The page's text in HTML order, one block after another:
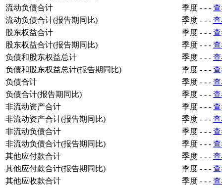
流动负债合计
季度 - - -
流动负债合计(报告期同比)
季度 - - -
股东权益合计
季度 - - -
股东权益合计(报告期同比)
季度 - - -
负债和股东权益总计
季度 - - -
负债和股东权益总计(报告期同比)
季度 - - -
负债合计
季度 - - -
负债合计(报告期同比)
季度 - - -
非流动资产合计
季度 - - -
非流动资产合计(报告期同比)
季度 - - -
非流动负债合计
季度 - - -
非流动负债合计(报告期同比)
季度 - - -
其他应付款合计
季度 - - -
其他应付款合计(报告期同比)
季度 - - -
其他应收款合计
季度 - - -